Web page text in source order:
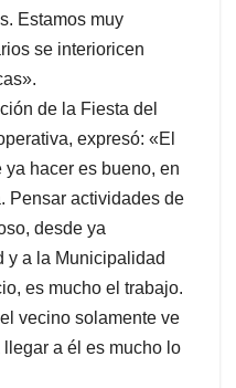
Estamos muy
se interioricen
de la Fiesta del
expresó: «El
hacer es bueno, en
Pensar actividades de
desde ya
y a la Municipalidad
es mucho el trabajo.
vecino solamente ve
a él es mucho lo